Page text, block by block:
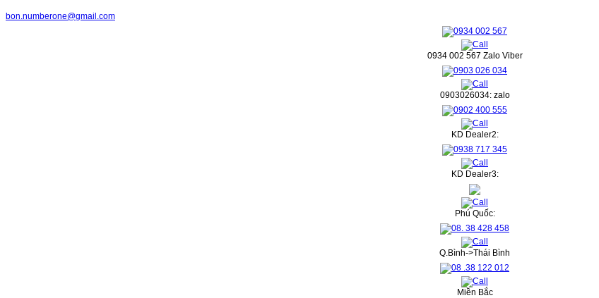
bon.numberone@gmail.com
0934 002 567 Zalo Viber
0903026034: zalo
KD Dealer2:
KD Dealer3:
Phú Quốc:
Q.Bình->Thái Bình
Miền Bắc